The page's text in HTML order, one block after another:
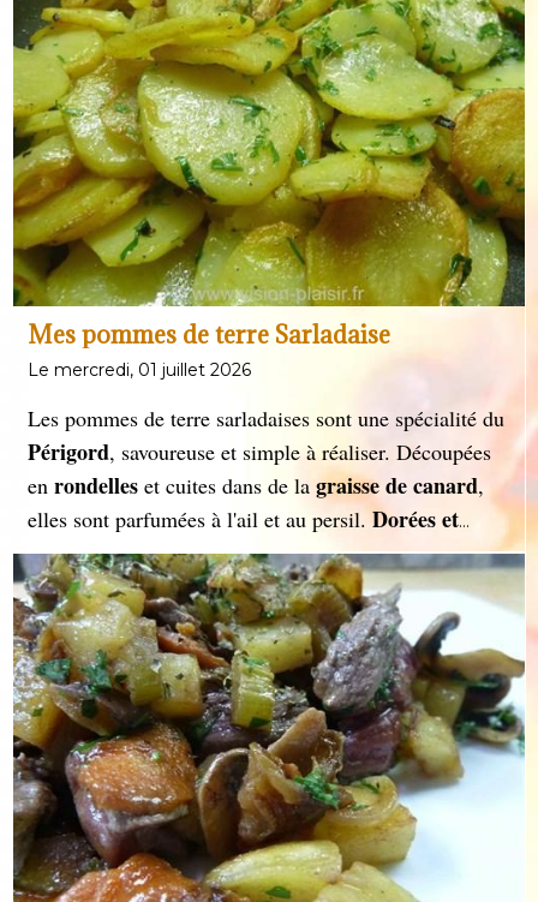
Mes pommes de terre Sarladaise
Le mercredi, 01 juillet 2026
Les pommes de terre sarladaises sont une spécialité du
Périgord, savoureuse et simple à réaliser. Découpées
en rondelles et cuites dans de la graisse de canard,
elles sont parfumées à l'ail et au persil.Dorées et
fondantes, elles accompagnent à merveille confits,
magretset plats rustiques, incarnant la richesse du
terroir français.